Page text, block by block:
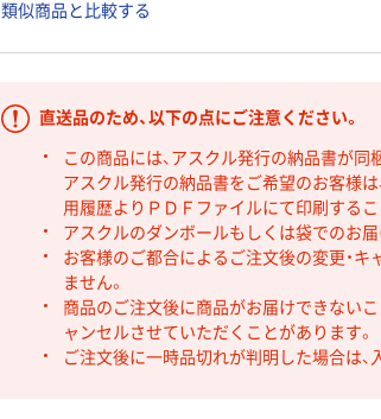
類似商品と比較する
直送品のため、以下の点にご注意ください。
この商品には、アスクル発行の納品書が同
アスクル発行の納品書をご希望のお客様は
用履歴よりＰＤＦファイルにて印刷するこ
アスクルのダンボールもしくは袋でのお届
お客様のご都合によるご注文後の変更・キ
ません。
商品のご注文後に商品がお届けできない
ャンセルさせていただくことがあります。
ご注文後に一時品切れが判明した場合は、